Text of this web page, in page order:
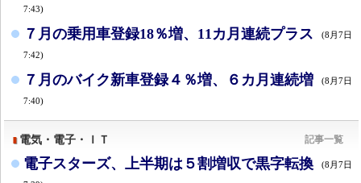
7:43)
７月の乗用車登録18％増、11カ月連続プラス (8月7日
7:42)
７月のバイク新車登録４％増、６カ月連続増 (8月7日
7:40)
電気・電子・ＩＴ 記事一覧
電子スターズ、上半期は５割増収で黒字転換 (8月7日